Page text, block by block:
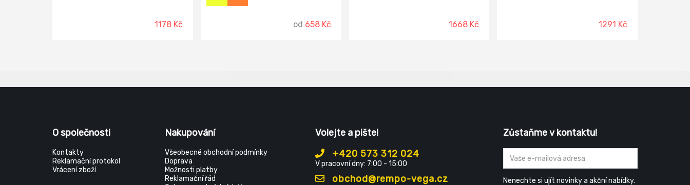
1178 Kč od 658 Kč 1668 Kč 1291 Kč
O společnosti
Kontakty
Reklamační protokol
Vrácení zboží
Nakupování
Všeobecné obchodní podmínky
Doprava
Možnosti platby
Reklamační řád
Volejte a pište!
+420 573 312 024
V pracovní dny: 7:00 - 15:00
obchod@rempo-vega.cz
Zůstaňme v kontaktu!
Nenechte si ujít novinky a akční nabídky.